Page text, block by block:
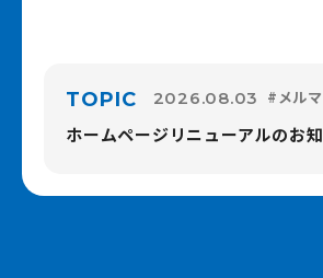
TOPIC 2026.08.03 #メル
ホームページリニューアルのお